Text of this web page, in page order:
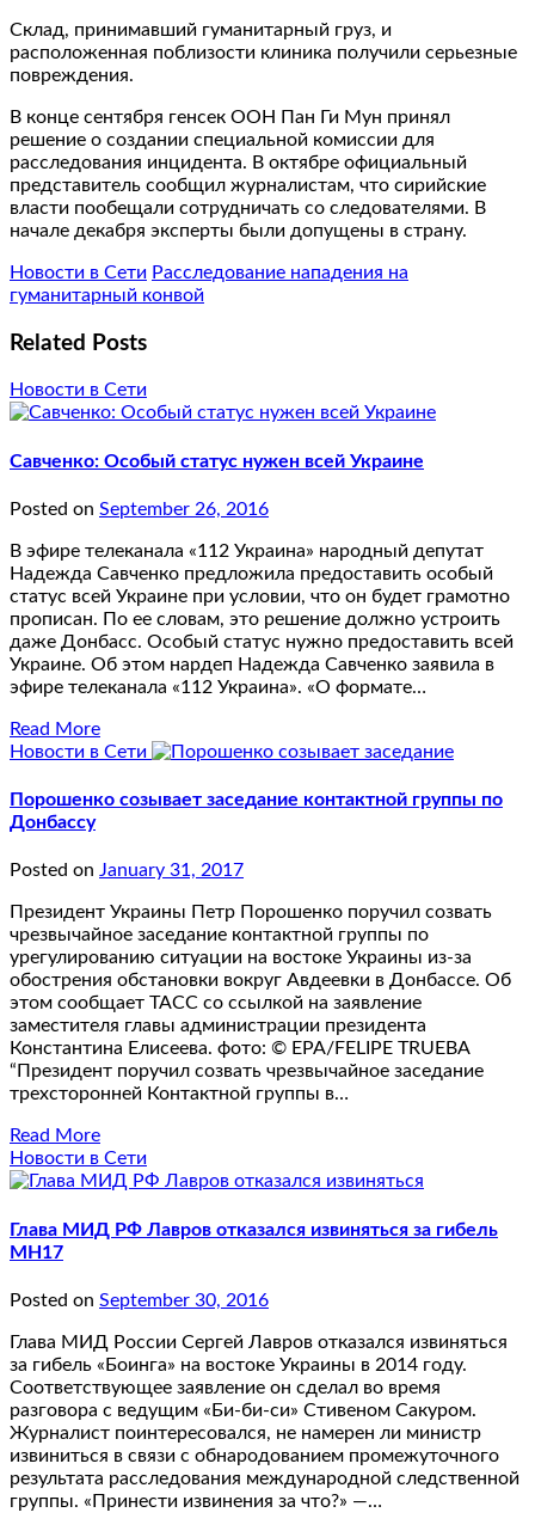
Склад, принимавший гуманитарный груз, и
расположенная поблизости клиника получили серьезные
повреждения.
В конце сентября генсек ООН Пан Ги Мун принял
решение о создании специальной комиссии для
расследования инцидента. В октябре официальный
представитель сообщил журналистам, что сирийские
власти пообещали сотрудничать со следователями. В
начале декабря эксперты были допущены в страну.
Новости в Сети Расследование нападения на
гуманитарный конвой
Related Posts
Новости в Сети
Савченко: Особый статус нужен всей Украине
Posted on September 26, 2016
В эфире телеканала «112 Украина» народный депутат
Надежда Савченко предложила предоставить особый
статус всей Украине при условии, что он будет грамотно
прописан. По ее словам, это решение должно устроить
даже Донбасс. Особый статус нужно предоставить всей
Украине. Об этом нардеп Надежда Савченко заявила в
эфире телеканала «112 Украина». «О формате…
Read More
Новости в Сети
Порошенко созывает заседание контактной группы по
Донбассу
Posted on January 31, 2017
Президент Украины Петр Порошенко поручил созвать
чрезвычайное заседание контактной группы по
урегулированию ситуации на востоке Украины из-за
обострения обстановки вокруг Авдеевки в Донбассе. Об
этом сообщает ТАСС со ссылкой на заявление
заместителя главы администрации президента
Константина Елисеева. фото: © EPA/FELIPE TRUEBA
“Президент поручил созвать чрезвычайное заседание
трехсторонней Контактной группы в…
Read More
Новости в Сети
Глава МИД РФ Лавров отказался извиняться за гибель
MH17
Posted on September 30, 2016
Глава МИД России Сергей Лавров отказался извиняться
за гибель «Боинга» на востоке Украины в 2014 году.
Соответствующее заявление он сделал во время
разговора с ведущим «Би-би-си» Стивеном Сакуром.
Журналист поинтересовался, не намерен ли министр
извиниться в связи с обнародованием промежуточного
результата расследования международной следственной
группы. «Принести извинения за что?» —…